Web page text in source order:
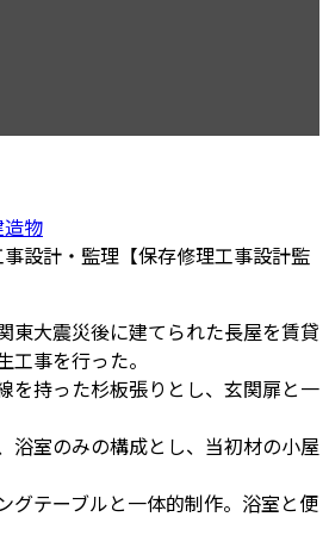
物
設計・監理【保存修理工事設計監
東大震災後に建てられた長屋を賃貸
工事を行った。
を持った杉板張りとし、玄関扉と一
浴室のみの構成とし、当初材の小屋
グテーブルと一体的制作。浴室と便